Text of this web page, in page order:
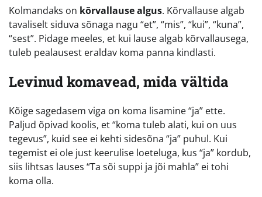
Kolmandaks on kõrvallause algus. Kõrvallause algab
tavaliselt siduva sõnaga nagu “et”, “mis”, “kui”, “kuna”,
“sest”. Pidage meeles, et kui lause algab kõrvallausega,
tuleb pealausest eraldav koma panna kindlasti.
Levinud komavead, mida vältida
Kõige sagedasem viga on koma lisamine “ja” ette.
Paljud õpivad koolis, et “koma tuleb alati, kui on uus
tegevus”, kuid see ei kehti sidesõna “ja” puhul. Kui
tegemist ei ole just keerulise loeteluga, kus “ja” kordub,
siis lihtsas lauses “Ta sõi suppi ja jõi mahla” ei tohi
koma olla.